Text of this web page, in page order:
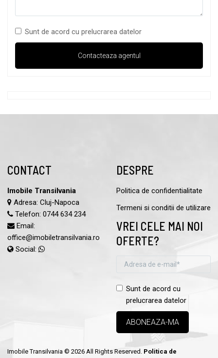
Sunt de acord cu prelucrarea datelor
CONTACT
Imobile Transilvania
Adresa: Cluj-Napoca
Telefon: 0744 634 234
Email:
office@imobiletransilvania.ro
Social:
DESPRE
Politica de confidentialitate
Termeni si conditii de utilizare
VREI CELE MAI NOI
OFERTE?
Sunt de acord cu
prelucrarea datelor
Imobile Transilvania © 2026 All Rights Reserved. Politica de